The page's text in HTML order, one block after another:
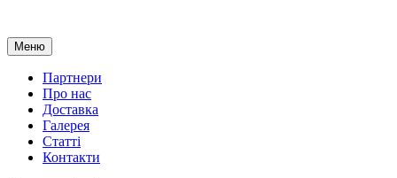
Меню
Партнери
Про нас
Доставка
Галерея
Статтi
Контакти